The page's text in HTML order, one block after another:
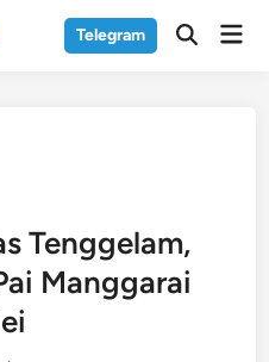
Telegram
Open
Tenggelam,
Manggarai